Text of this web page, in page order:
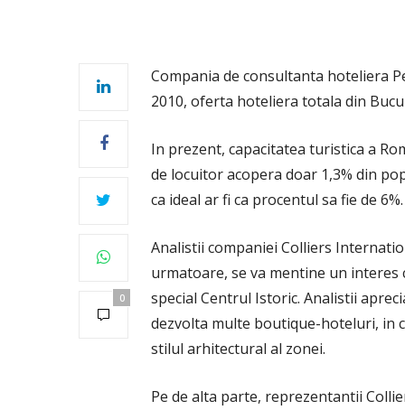
0
Compania de consultanta hoteliera
2010, oferta hoteliera totala din
In prezent, capacitatea turistica a
de locuitor acopera doar 1,3% din
ca ideal ar fi ca procentul sa fie de 6%.
Analistii companiei Colliers
urmatoare, se va mentine un
special Centrul Istoric. Analistii
dezvolta multe boutique-hoteluri, in
stilul arhitectural al zonei.
Pe de alta parte, reprezentantii